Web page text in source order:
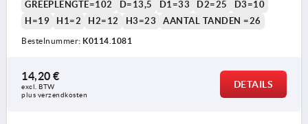
GREEPLENGTE=102
D=13,5 D1=33 D2=25
D3=10
H=19
H1=2 H2=12 H3=23 AANTAL TANDEN =26
Bestelnummer: K0114.1081
14,20 €
excl. BTW
plus verzendkosten
DETAILS